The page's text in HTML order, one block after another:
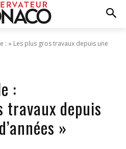
: « Les plus gros travaux depuis une
:
travaux depuis
»